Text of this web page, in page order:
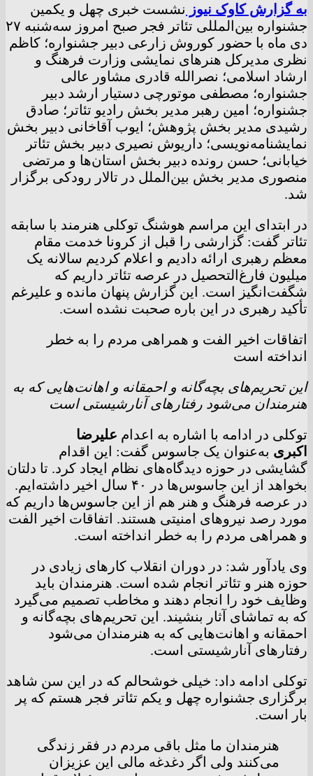
به گزارش کاوک نیوز نشست خبری چهل و یکمین
جشنواره بین‌المللی تئاتر فجر صبح امروز سه‌شنبه ۲۷
دی ماه با حضور کوروش زارعی دبیر جشنواره؛ کاظم
نظری مدیرکل هنرهای نمایشی وزارت فرهنگ و
ارشاد اسلامی؛ نصرالله قادری مشاور عالی
جشنواره؛ مصطفی موتورچی دستیار ارشد دبیر
جشنواره؛ امین رهبر مدیر بخش رادیو تئاتر؛ صادق
رشیدی مدیر بخش پژوهش؛ ایوب آقاخانی دبیر بخش
نمایشنامه‌نویسی؛ داریوش نصیری دبیر بخش تئاتر
خیابانی؛ حسن رونده دبیر بخش استان‌ها و مرتضی
منصوری مدیر بخش بین‌الملل در تالار رودکی برگزار
شد.
در ابتدای این مراسم هوشنگ توکلی هنرمند با سابقه
تئاتر گفت: گزارشی را قبل از کرونا خدمت مقام
معظم رهبری ارائه دادیم و اعلام کردیم سالانه یک
میلیون فارغ‌التحصیل در عرصه تئاتر داریم که
شگفت‌انگیز است. این گزارش پنهان مانده و علیرغم
تأکید رهبری در این باره صحبت نشده است.
اتفاقات اخیر الفت و همراهی مردم را به خطر
انداخته است
این تحریم‌های بچه‌گانه و احمقانه و اهانت‌هایی که به
هنرمندان می‌شود رفتارهای آنارشیستی است
توکلی در ادامه با اشاره به اعدام علیرضا
اکبری به‌عنوان یک جاسوس گفت: این اقدام
گشایشی در حوزه دیدگاه‌های نظام ایجاد کرد. تا دلتان
بخواهد از این جاسوس‌ها در ۴۰ سال اخیر داشته‌ایم.
در عرصه فرهنگ و هنر هم از این جاسوس‌ها داریم که
مورد رصد نیروهای امنیتی هستند. اتفاقات اخیر الفت
و همراهی مردم را به خطر انداخته است.
وی یادآور شد: در دوران انقلاب کارهای زیادی در
حوزه هنر و تئاتر انجام شده است. هنرمندان باید
وظایف خود را انجام دهند و مخاطب تصمیم می‌گیرد
که به تماشای آثار بنشیند. این تحریم‌های بچه‌گانه و
احمقانه و اهانت‌هایی که به هنرمندان می‌شود
رفتارهای آنارشیستی است.
توکلی ادامه داد: خیلی خوشحالم که در این سن شاهد
برگزاری جشنواره چهل و یکم تئاتر فجر هستم که پر
بار است.
هنرمندان ما مثل باقی مردم در فقر زندگی
می‌کنند ولی اگر دغدغه مالی این عزیزان